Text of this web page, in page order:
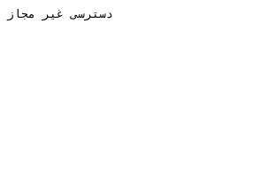
دسترسی غیر مجاز